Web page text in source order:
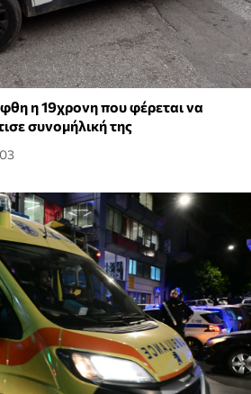
η 19χρονη που φέρεται να
συνομήλική της